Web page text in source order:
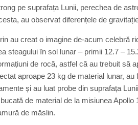
pe suprafața Lunii, perechea de
au observat diferențele de
au creat o imagine de-acum celebră
steagului în sol lunar – primii 12.7 –
de rocă, astfel că au trebuit să
aproape 23 kg de material lunar,
și au luat probe din suprafața
de material de la misiunea
de măslin.